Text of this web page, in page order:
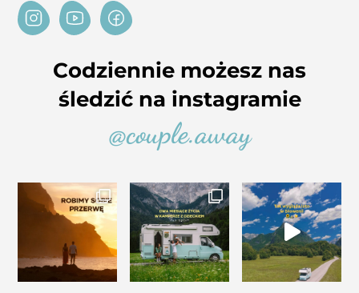
Codziennie możesz nas
śledzić na instagramie
@couple.away